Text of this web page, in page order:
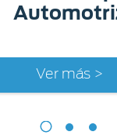
Ver más >